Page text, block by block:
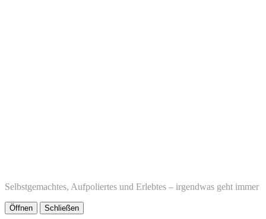
Selbstgemachtes, Aufpoliertes und Erlebtes – irgendwas geht immer
Öffnen Schließen